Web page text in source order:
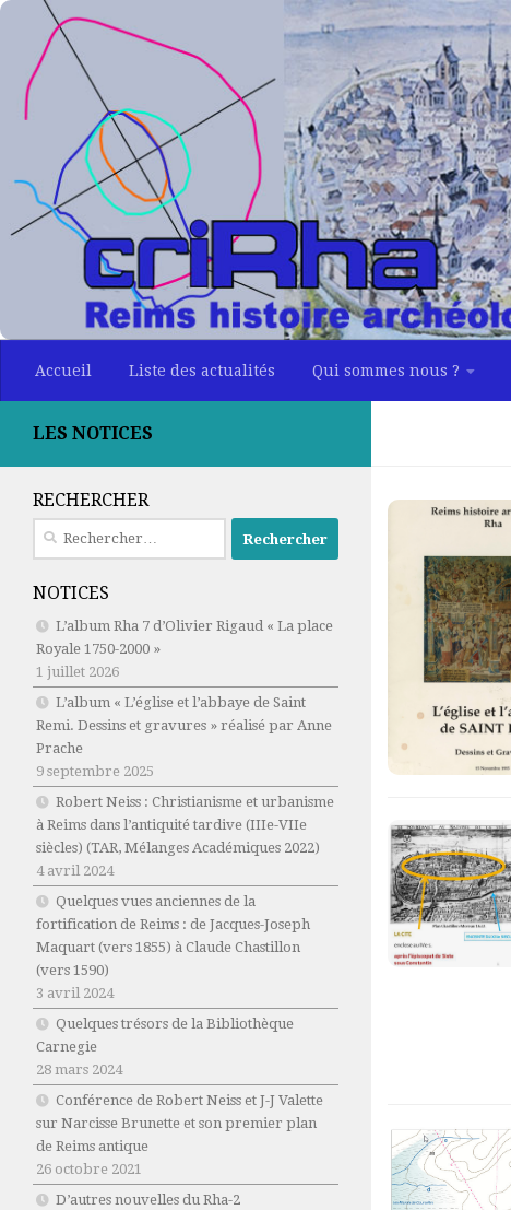
Skip to content
Accueil Liste des actualités Qui sommes nous ?
LES NOTICES
RECHERCHER
Rechercher :
NOTICES
L’album Rha 7 d’Olivier Rigaud « La place
Royale 1750-2000 »
1 juillet 2026
L’album « L’église et l’abbaye de Saint
Remi. Dessins et gravures » réalisé par Anne
Prache
9 septembre 2025
Robert Neiss : Christianisme et urbanisme
à Reims dans l’antiquité tardive (IIIe-VIIe
siècles) (TAR, Mélanges Académiques 2022)
4 avril 2024
Quelques vues anciennes de la
fortification de Reims : de Jacques-Joseph
Maquart (vers 1855) à Claude Chastillon
(vers 1590)
3 avril 2024
Quelques trésors de la Bibliothèque
Carnegie
28 mars 2024
Conférence de Robert Neiss et J-J Valette
sur Narcisse Brunette et son premier plan
de Reims antique
26 octobre 2021
D’autres nouvelles du Rha-2